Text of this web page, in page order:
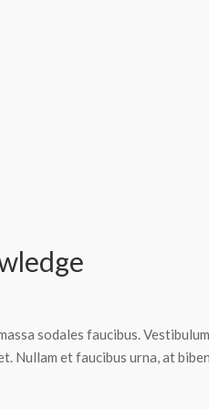
sodales faucibus.
Nullam et faucibus urna, at